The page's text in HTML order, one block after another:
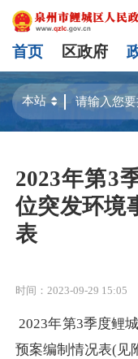
首页 区政府
2023年第3
位突发环境
表
时间：2023-09-29 15:05
2023年第3季度鲤
预案编制情况表(见